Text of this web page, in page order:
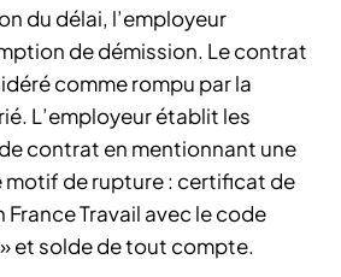
du délai, l’employeur
de démission. Le contrat
comme rompu par la
L’employeur établit les
contrat en mentionnant une
motif de rupture : certificat de
Travail avec le code
et solde de tout compte.